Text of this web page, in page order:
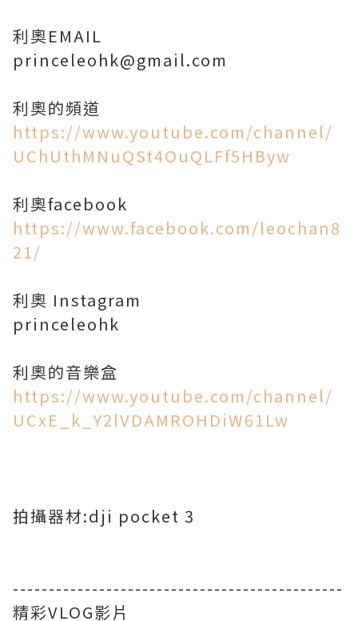
利奧EMAIL
princeleohk@gmail.com
https://www.youtube.com/channel/
UChUthMNuQSt4OuQLFf5HByw
https://www.facebook.com/leochan8
21/
利奧 Instagram
princeleohk
https://www.youtube.com/channel/
UCxE_k_Y2lVDAMROHDiW61Lw
拍攝器材:dji pocket 3
----------------------------------------------
精彩VLOG影片